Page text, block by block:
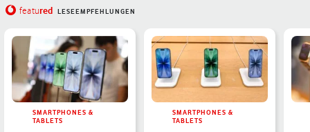
featured LESEEMPFEHLUNGEN
SMARTPHONES &
TABLETS
SMARTPHONES &
TABLETS